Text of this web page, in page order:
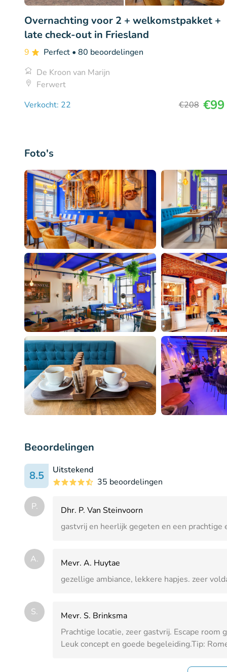
Overnachting voor 2 + welkomstpakket +
late check-out in Friesland
9 Perfect • 80 beoordelingen
De Kroon van Marijn
Ferwert
Verkocht: 22
€208 €99
Foto's
Beoordelingen
8.5
Uitstekend
35 beoordelingen
P.
Dhr. P. Van Steinvoorn
gastvrij en heerlijk gegeten en een
A.
Mevr. A. Huytae
gezellige ambiance, lekkere hapjes. zeer
S.
Mevr. S. Brinksma
Prachtige locatie, zeer gastvrij. Escape room
Leuk concept en goede begeleiding.Tip: